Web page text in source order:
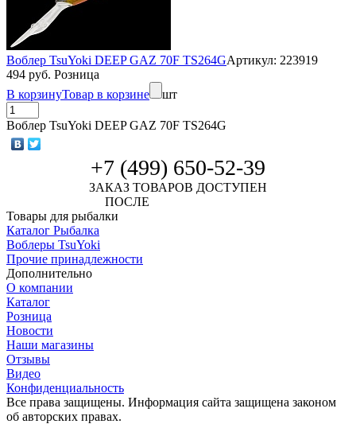
Воблер TsuYoki DEEP GAZ 70F TS264GАртикул: 223919
494 руб. Розница
В корзинуТовар в корзине шт
Воблер TsuYoki DEEP GAZ 70F TS264G
+7 (499) 650-52-39
ЗАКАЗ ТОВАРОВ ДОСТУПЕН
ПОСЛЕ
Товары для рыбалки
Каталог Рыбалка
Воблеры TsuYoki
Прочие принадлежности
Дополнительно
О компании
Каталог
Розница
Новости
Наши магазины
Отзывы
Видео
Конфиденциальность
Все права защищены. Информация сайта защищена законом
об авторских правах.